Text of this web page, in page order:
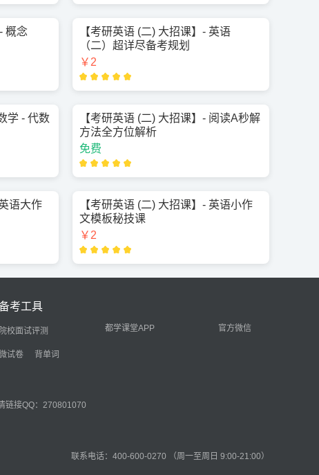
概念
【考研英语 (二) 大招课】- 英语
（二）超详尽备考规划
￥2
学 - 代数
【考研英语 (二) 大招课】- 阅读A秒解
方法全方位解析
免费
语大作
【考研英语 (二) 大招课】- 英语小作
文模板秘技课
￥2
考工具
院校面试评测
试卷 背单词
都学课堂APP 官方微信
链接QQ：270801070
联系电话：400-600-0270 （周一至周日 9:00-21:00）